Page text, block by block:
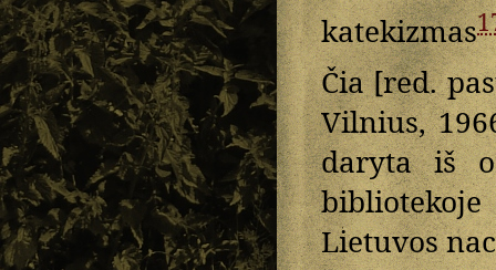
katekizmas
Čia [red.
Vilnius,
daryta iš
Lietuvos